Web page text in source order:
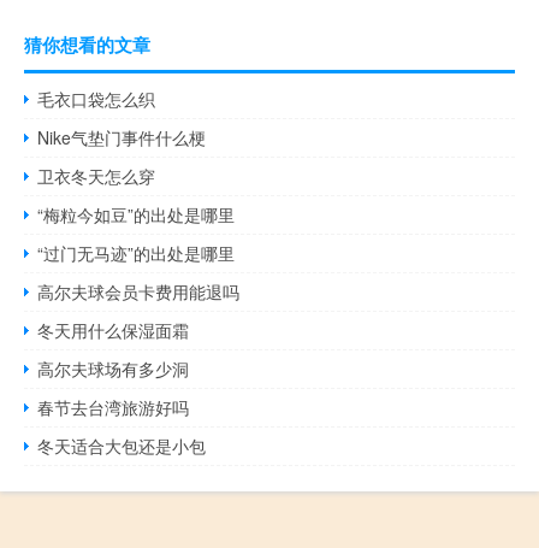
猜你想看的文章
毛衣口袋怎么织
Nike气垫门事件什么梗
卫衣冬天怎么穿
“梅粒今如豆”的出处是哪里
“过门无马迹”的出处是哪里
高尔夫球会员卡费用能退吗
冬天用什么保湿面霜
高尔夫球场有多少洞
春节去台湾旅游好吗
冬天适合大包还是小包